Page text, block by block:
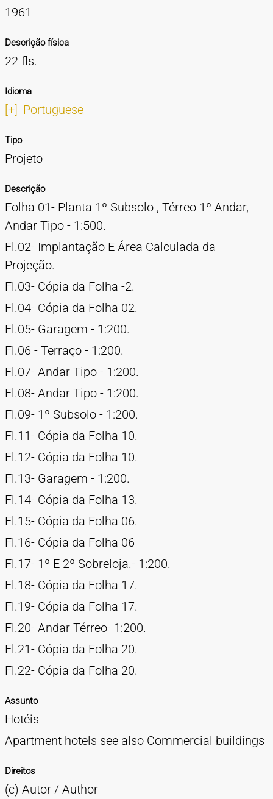
1961
Descrição física
22 fls.
Idioma
[+] Portuguese
Tipo
Projeto
Descrição
Folha 01- Planta 1º Subsolo , Térreo 1º Andar,
Andar Tipo - 1:500.
Fl.02- Implantação E Área Calculada da
Projeção.
Fl.03- Cópia da Folha -2.
Fl.04- Cópia da Folha 02.
Fl.05- Garagem - 1:200.
Fl.06 - Terraço - 1:200.
Fl.07- Andar Tipo - 1:200.
Fl.08- Andar Tipo - 1:200.
Fl.09- 1º Subsolo - 1:200.
Fl.11- Cópia da Folha 10.
Fl.12- Cópia da Folha 10.
Fl.13- Garagem - 1:200.
Fl.14- Cópia da Folha 13.
Fl.15- Cópia da Folha 06.
Fl.16- Cópia da Folha 06
Fl.17- 1º E 2º Sobreloja.- 1:200.
Fl.18- Cópia da Folha 17.
Fl.19- Cópia da Folha 17.
Fl.20- Andar Térreo- 1:200.
Fl.21- Cópia da Folha 20.
Fl.22- Cópia da Folha 20.
Assunto
Hotéis
Apartment hotels see also Commercial buildings
Direitos
(c) Autor / Author